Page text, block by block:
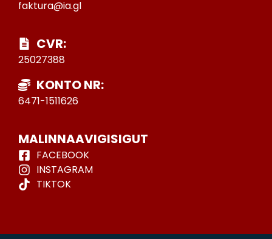
faktura@ia.gl
CVR:
25027388
KONTO NR:
6471-1511626
MALINNAAVIGISIGUT
FACEBOOK
INSTAGRAM
TIKTOK